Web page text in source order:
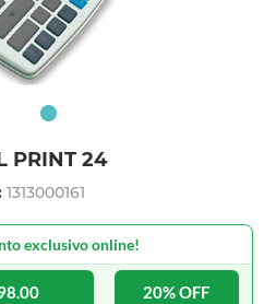
PRINT 24
1313000161
exclusivo online!
20% OFF